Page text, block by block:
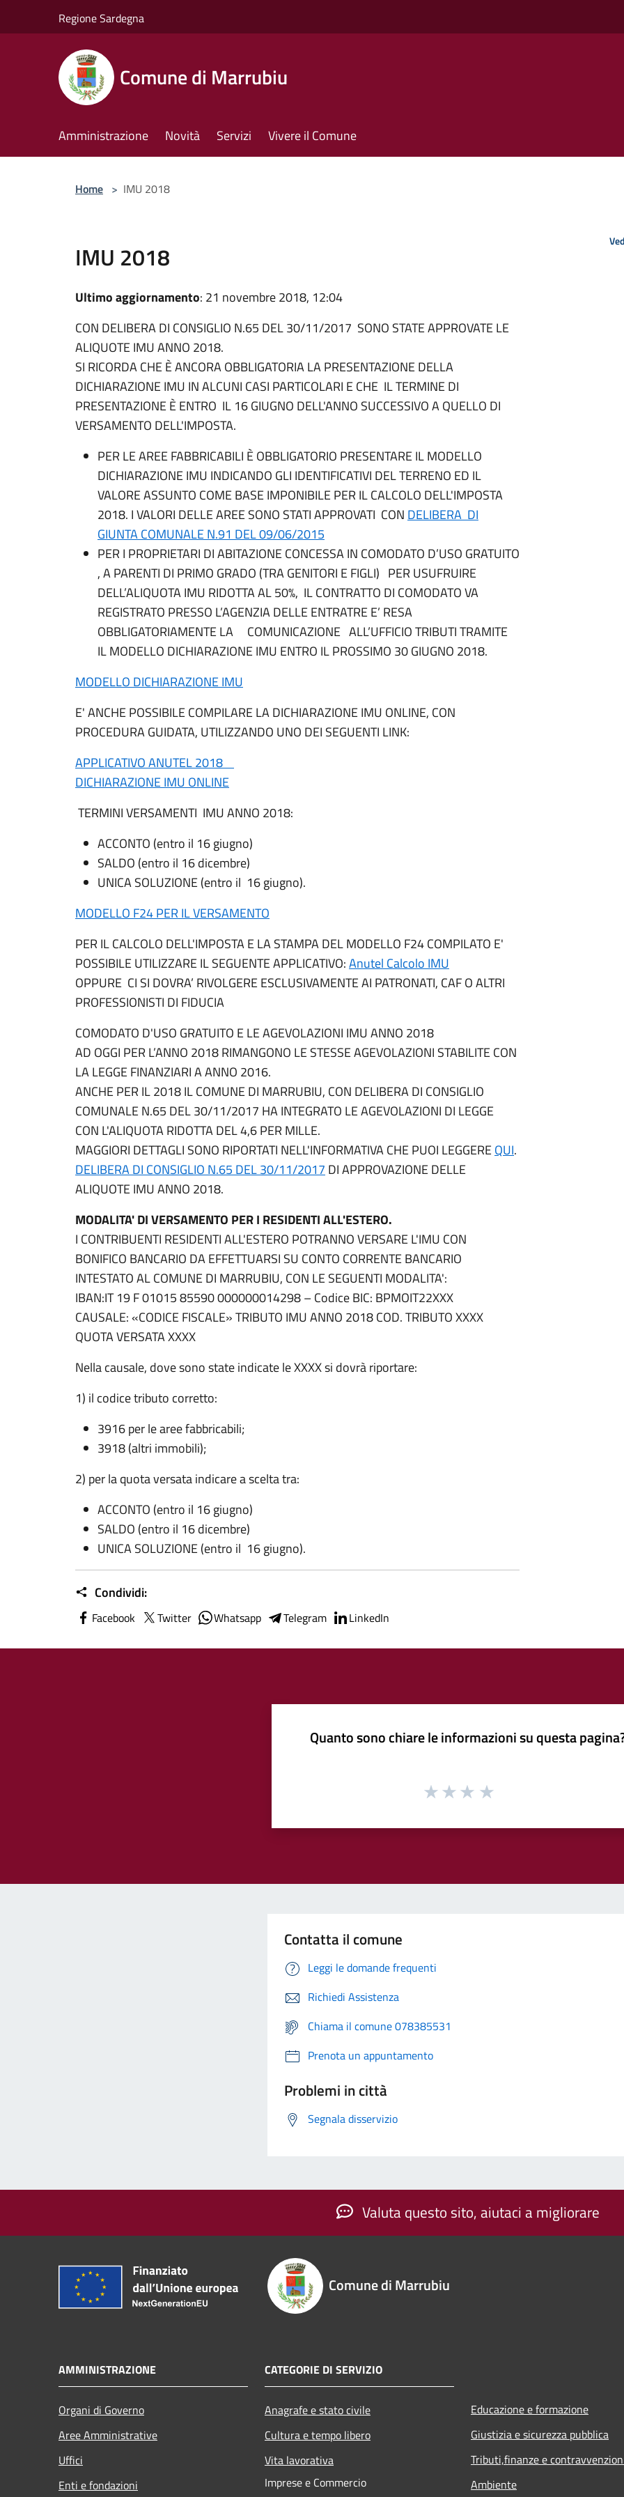
Regione Sardegna
Comune di Marrubiu
Amministrazione Novità Servizi Vivere il Comune
Home > IMU 2018
IMU 2018
Ultimo aggiornamento: 21 novembre 2018, 12:04
CON DELIBERA DI CONSIGLIO N.65 DEL 30/11/2017 SONO STATE APPROVATE LE
ALIQUOTE IMU ANNO 2018.
SI RICORDA CHE È ANCORA OBBLIGATORIA LA PRESENTAZIONE DELLA
DICHIARAZIONE IMU IN ALCUNI CASI PARTICOLARI E CHE IL TERMINE DI
PRESENTAZIONE È ENTRO IL 16 GIUGNO DELL'ANNO SUCCESSIVO A QUELLO DI
VERSAMENTO DELL'IMPOSTA.
PER LE AREE FABBRICABILI È OBBLIGATORIO PRESENTARE IL MODELLO
DICHIARAZIONE IMU INDICANDO GLI IDENTIFICATIVI DEL TERRENO ED IL
VALORE ASSUNTO COME BASE IMPONIBILE PER IL CALCOLO DELL'IMPOSTA
2018. I VALORI DELLE AREE SONO STATI APPROVATI CON DELIBERA DI
GIUNTA COMUNALE N.91 DEL 09/06/2015
PER I PROPRIETARI DI ABITAZIONE CONCESSA IN COMODATO D’USO GRATUITO
, A PARENTI DI PRIMO GRADO (TRA GENITORI E FIGLI) PER USUFRUIRE
DELL’ALIQUOTA IMU RIDOTTA AL 50%, IL CONTRATTO DI COMODATO VA
REGISTRATO PRESSO L’AGENZIA DELLE ENTRATRE E’ RESA
OBBLIGATORIAMENTE LA COMUNICAZIONE ALL’UFFICIO TRIBUTI TRAMITE
IL MODELLO DICHIARAZIONE IMU ENTRO IL PROSSIMO 30 GIUGNO 2018.
MODELLO DICHIARAZIONE IMU
E' ANCHE POSSIBILE COMPILARE LA DICHIARAZIONE IMU ONLINE, CON
PROCEDURA GUIDATA, UTILIZZANDO UNO DEI SEGUENTI LINK:
APPLICATIVO ANUTEL 2018
DICHIARAZIONE IMU ONLINE
TERMINI VERSAMENTI IMU ANNO 2018:
ACCONTO (entro il 16 giugno)
SALDO (entro il 16 dicembre)
UNICA SOLUZIONE (entro il 16 giugno).
MODELLO F24 PER IL VERSAMENTO
PER IL CALCOLO DELL'IMPOSTA E LA STAMPA DEL MODELLO F24 COMPILATO E'
POSSIBILE UTILIZZARE IL SEGUENTE APPLICATIVO:Anutel Calcolo IMU
OPPURE CI SI DOVRA’ RIVOLGERE ESCLUSIVAMENTE AI PATRONATI, CAF O ALTRI
PROFESSIONISTI DI FIDUCIA
COMODATO D'USO GRATUITO E LE AGEVOLAZIONI IMU ANNO 2018
AD OGGI PER L’ANNO 2018 RIMANGONO LE STESSE AGEVOLAZIONI STABILITE CON
LA LEGGE FINANZIARI A ANNO 2016.
ANCHE PER IL 2018 IL COMUNE DI MARRUBIU, CON DELIBERA DI CONSIGLIO
COMUNALE N.65 DEL 30/11/2017 HA INTEGRATO LE AGEVOLAZIONI DI LEGGE
CON L'ALIQUOTA RIDOTTA DEL 4,6 PER MILLE.
MAGGIORI DETTAGLI SONO RIPORTATI NELL'INFORMATIVA CHE PUOI LEGGEREQUI.
DELIBERA DI CONSIGLIO N.65 DEL 30/11/2017 DI APPROVAZIONE DELLE
ALIQUOTE IMU ANNO 2018.
MODALITA' DI VERSAMENTO PER I RESIDENTI ALL'ESTERO.
I CONTRIBUENTI RESIDENTI ALL'ESTERO POTRANNO VERSARE L'IMU CON
BONIFICO BANCARIO DA EFFETTUARSI SU CONTO CORRENTE BANCARIO
INTESTATO AL COMUNE DI MARRUBIU, CON LE SEGUENTI MODALITA':
IBAN:IT 19 F 01015 85590 000000014298 – Codice BIC: BPMOIT22XXX
CAUSALE: «CODICE FISCALE» TRIBUTO IMU ANNO 2018 COD. TRIBUTO XXXX
QUOTA VERSATA XXXX
Nella causale, dove sono state indicate le XXXX si dovrà riportare:
1) il codice tributo corretto:
3916 per le aree fabbricabili;
3918 (altri immobili);
2) per la quota versata indicare a scelta tra:
ACCONTO (entro il 16 giugno)
SALDO (entro il 16 dicembre)
UNICA SOLUZIONE (entro il 16 giugno).
Condividi:
Facebook Twitter Whatsapp Telegram LinkedIn
Quanto sono chiare le informazioni su questa
Contatta il comune
Leggi le domande frequenti
Richiedi Assistenza
Chiama il comune 078385531
Prenota un appuntamento
Problemi in città
Segnala disservizio
Valuta questo sito, aiutaci a migliorare
Comune di Marrubiu
AMMINISTRAZIONE
Organi di Governo
Aree Amministrative
Uffici
Enti e fondazioni
CATEGORIE DI SERVIZIO
Anagrafe e stato civile
Cultura e tempo libero
Vita lavorativa
Imprese e Commercio
Educazione e formazione
Giustizia e sicurezza pubblica
Tributi,finanze e
Ambiente